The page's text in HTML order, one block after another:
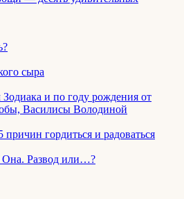
сыра
Зодиака и по году рождения от
Василисы Володиной
причин гордиться и радоваться
Развод или…?